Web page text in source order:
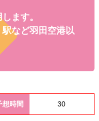
ます。
など羽田空港以
想時間 30